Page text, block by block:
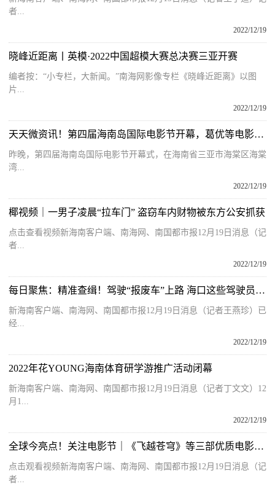
者...
2022/12/19
晓峰近距离丨英模·2022中国超模大赛总决赛三亚开赛
编者按：“小专栏，大新闻。”南海网影像专栏《晓峰近距离》以图
片...
2022/12/19
天天微资讯！第四届海南岛国际电影节开幕，葛优等电影人齐亮相
昨晚，第四届海南岛国际电影节开幕式，在海南省三亚市海棠区海棠
湾...
2022/12/19
椰视频｜一男子凌晨“拉车门” 盗窃车内财物被东方公安抓获
点击查看视频新海南客户端、南海网、南国都市报12月19日消息（记
者...
2022/12/19
每日聚焦：精准查缉！驾驶“报废车”上路 海口这些驾驶员被查获
新海南客户端、南海网、南国都市报12月19日消息（记者王燕珍）已
经...
2022/12/19
2022年花YOUNG海南体育研学游推广活动闭幕
新海南客户端、南海网、南国都市报12月19日消息（记者丁文文）12
月1...
2022/12/19
全球今亮点！关注电影节｜《飞越苍穹》等三部优质电影在三亚发布
点击观看视频新海南客户端、南海网、南国都市报12月19日消息（记
者...